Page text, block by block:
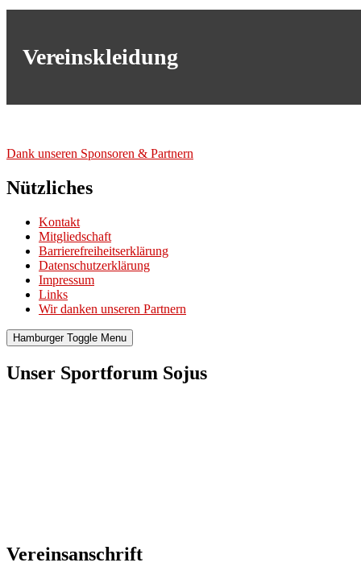
Vereinskleidung
Dank unse­ren Spon­so­ren & Part­nern
Nützliches
Kontakt
Mitgliedschaft
Barrierefreiheitserklärung
Datenschutzerklärung
Impressum
Links
Wir danken unseren Partnern
Hamburger Toggle Menu
Unser Sportforum Sojus
Vereinsanschrift